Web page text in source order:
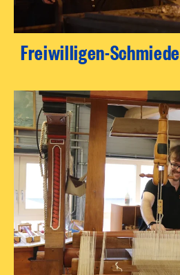
Freiwilligen-Schmiede